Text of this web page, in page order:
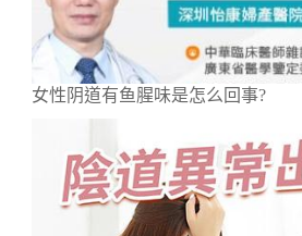
女性阴道有鱼腥味是怎么回事?